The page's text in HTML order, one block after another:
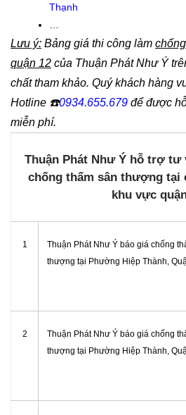
Thạnh
Lưu ý: Bảng giá thi công làm
quận 12 của Thuận Phát Như Ý
chất tham khảo. Quý khách hàng
Hotline ☎️0934.655.679 để được
miễn phí.
Thuận Phát Như Ý hỗ trợ tư
chống thấm sân thượng tại
khu vực
1
Thuận Phát Như Ý báo giá chống
thượng tại Phường Hiệp Thành,
2
Thuận Phát Như Ý báo giá chống
thượng tại Phường Hiệp Thành,